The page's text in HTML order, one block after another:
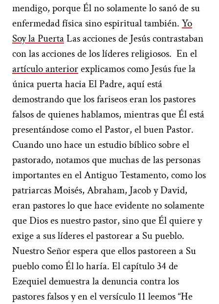
mendigo, porque Él no solamente lo sanó de su
enfermedad física sino espiritual también. Yo
Soy la PuertaLas acciones de Jesús contrastaban
con las acciones de los líderes religiosos. En el
artículo anteriorexplicamos como Jesús fue la
única puerta hacia El Padre, aquí está
demostrando que los fariseos eran los pastores
falsos de quienes hablamos, mientras que Él está
presentándose como el Pastor, el buen Pastor.
Cuando uno hace un estudio bíblico sobre el
pastorado, notamos que muchas de las personas
importantes en el Antiguo Testamento, como los
patriarcas Moisés, Abraham, Jacob y David,
eran pastores lo que hace evidente no solamente
que Dios es nuestro pastor, sino que Él quiere y
exige a sus líderes el pastorear a Su pueblo.
Nuestro Señor espera que ellos pastoreen a Su
pueblo como Él lo haría. El capítulo 34 de
Ezequiel demuestra la denuncia contra los
pastores falsos y en el versículo 11 leemos “He